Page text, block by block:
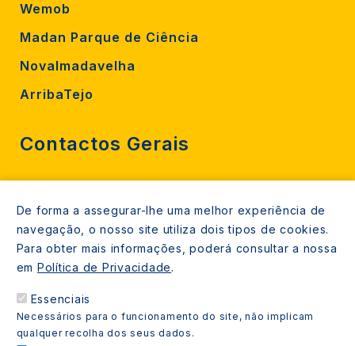
Wemob
Madan Parque de Ciência
Novalmadavelha
ArribaTejo
Contactos Gerais
800206770 (gratuito rede fixa)
Contacte-nos
Espaços de atendimento
Livro Amarelo
De forma a assegurar-lhe uma melhor experiência de
navegação, o nosso site utiliza dois tipos de cookies.
Para obter mais informações, poderá consultar a nossa
em Política de Privacidade.
Essenciais
Necessários para o funcionamento do site, não implicam
qualquer recolha dos seus dados.